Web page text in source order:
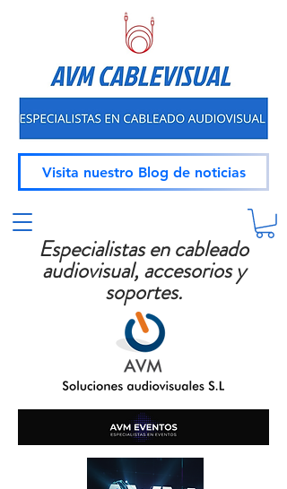
Visita nuestro Blog de noticias
Especialistas en cableado
audiovisual, accesorios y
soportes.